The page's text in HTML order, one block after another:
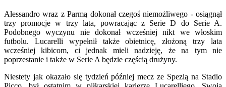
Alessandro wraz z Parmą dokonał czegoś niemożliwego - osiągnął
trzy promocje w trzy lata, powracając z Serie D do Serie A.
Podobnego wyczynu nie dokonał wcześniej nikt we włoskim
futbolu. Lucarelli wypełnił także obietnicę, złożoną trzy lata
wcześniej kibicom, ci jednak mieli nadzieję, że na tym nie
poprzestanie i także w Serie A będzie częścią drużyny.
Niestety jak okazało się tydzień później mecz ze Spezią na Stadio